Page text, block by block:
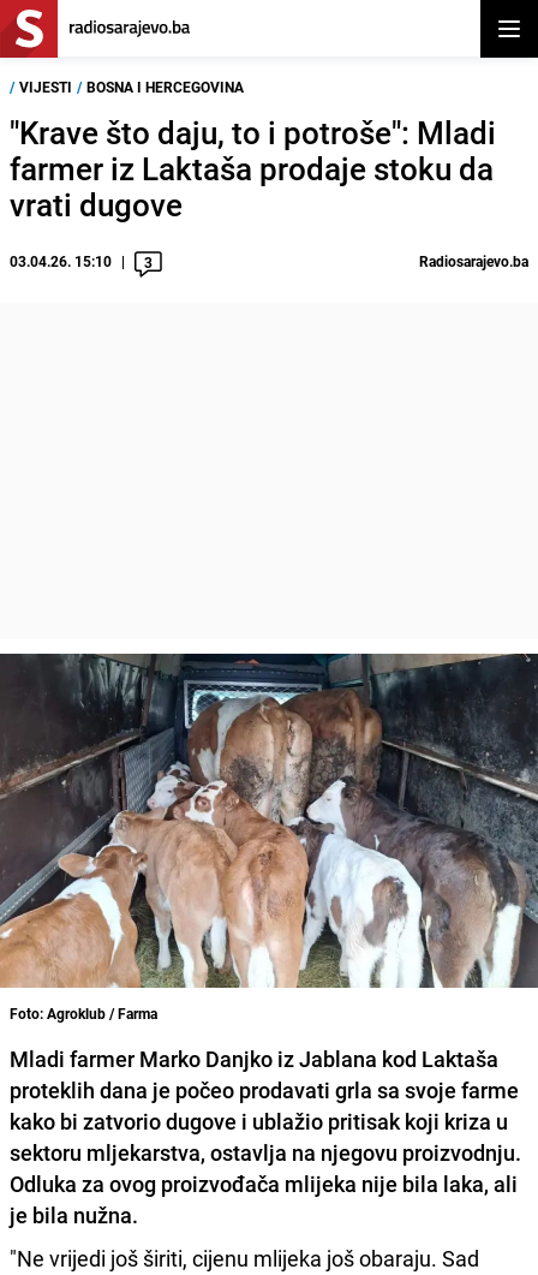
/ VIJESTI / BOSNA I HERCEGOVINA
"Krave što daju, to i potroše": Mladi
farmer iz Laktaša prodaje stoku da
vrati dugove
03.04.26. 15:10 3 Radiosarajevo.ba
Foto: Agroklub / Farma
Mladi farmer Marko Danjko iz Jablana kod Laktaša
proteklih dana je počeo prodavati grla sa svoje farme
kako bi zatvorio dugove i ublažio pritisak koji kriza u
sektoru mljekarstva, ostavlja na njegovu proizvodnju.
Odluka za ovog proizvođača mlijeka nije bila laka, ali
je bila nužna.
"Ne vrijedi još širiti, cijenu mlijeka još obaraju. Sad